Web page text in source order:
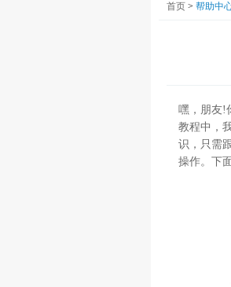
首页 > 帮助中
嘿，朋友!
教程中，
识，只需
操作。下